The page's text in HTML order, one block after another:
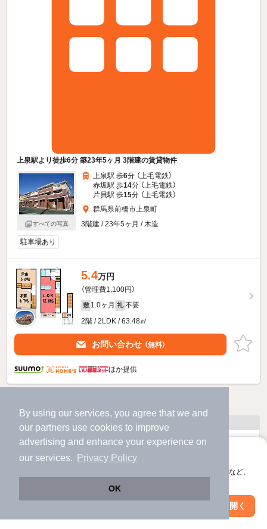
By using our services, you agree that we and
our partners use cookies to improve
advertising and enhance your experience on
our services.
Privacy Policy
OK
アプリに切り替えて、サクサクお部屋探し
会員登録なしですぐ使える。マップ検索やお気に入り保存など、
アプリを開く
上泉駅より徒歩6分 築23年5ヶ月 3階建の賃貸物件
すべての写真
上泉駅 歩6分 （上毛電鉄）
赤坂駅 歩14分 （上毛電鉄）
片貝駅 歩15分 （上毛電鉄）
群馬県前橋市上泉町
3階建 / 23年5ヶ月 / 木造
駐車場あり
5.4万円
（管理費1,100円）
敷 1.0ヶ月 礼 不要
2階 / 2LDK / 63.48㎡
お問い合わせ （無料）
ほか提供
人気のこだわり条件
バス・トイレ別 2階以上
洗濯機置場あり 独立洗面台
絞り込み条件を変更